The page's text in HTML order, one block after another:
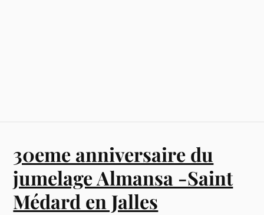
30eme anniversaire du
jumelage Almansa -Saint
Médard en Jalles